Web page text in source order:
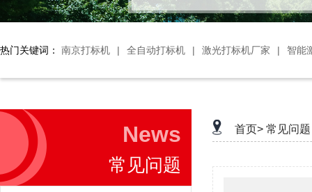
热门关键词： 南京打标机 | 全自动打标机 | 激光打标机厂家 | 智能
News
常见问题
首页> 常见问题